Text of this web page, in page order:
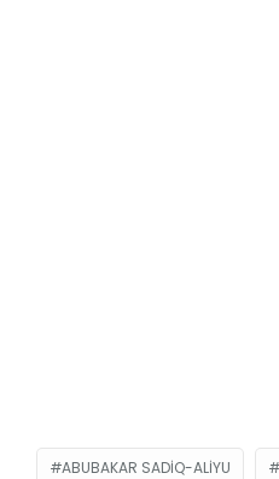
ABUBAKAR SADIQ-ALIYU